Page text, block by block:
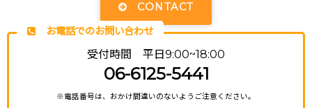
CONTACT
お電話でのお問い合わせ
受付時間 平日9:00~18:00
06-6125-5441
※電話番号は、おかけ間違いのないようご注意ください。